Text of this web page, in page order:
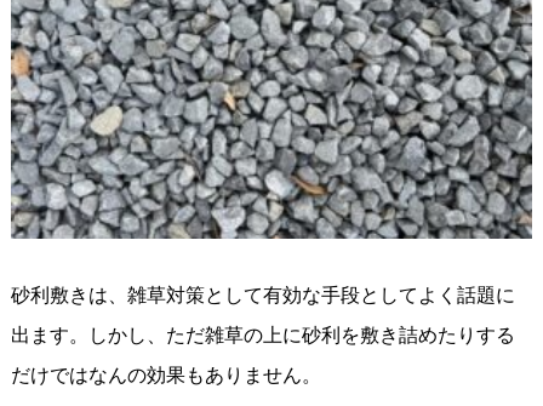
砂利敷きは、雑草対策として有効な手段としてよく話題に
出ます。しかし、ただ雑草の上に砂利を敷き詰めたりする
だけではなんの効果もありません。